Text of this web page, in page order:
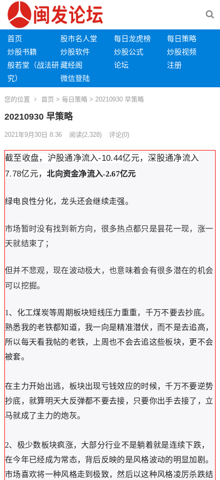
首页 股市名人堂 每日龙虎榜
每日策略
炒股书籍
炒股软件 炒股公式
炒股视频
般若堂（战法研
究）
藏经阁 论坛
注册
微信登陆
您的位置 首页 > 每日策略 > 20210930 早策略
20210930 早策略
2021年9月30日 8:36 阅读(2,328) 评论(0)
截至收盘，沪股通净流入-10.44亿元，深股通净流入
7.78亿元，北向资金净流入-2.67亿元
绿电良性分化，龙头还会继续走强。
市场暂时没有找到新方向，很多热点都只是昙花一现，涨一
天就结束了；
但并不悲观，现在波动极大，也意味着会有很多潜在的机会
可以挖掘。
1、化工煤炭等周期板块短线压力重重，千万不要去抄底。
熟悉我的老铁都知道，我一向是精准潜伏，而不是去追高，
所以每天看我帖的老铁，上周也不会去追这些板块，更不会
被套。
在主力开始出逃，板块出现亏钱效应的时候，千万不要逆势
抄底，就算明天大反弹都不要去接，只要你出手去接了，立
马就成了主力的炮灰。
2、极少数板块疯涨，大部分行业不是躺着就是连续下跌，
在今年已经成为常态，背后反映的是风格波动的明显加剧。
市场喜欢将一种风格走到极致，然后以这种风格凌厉杀跌结